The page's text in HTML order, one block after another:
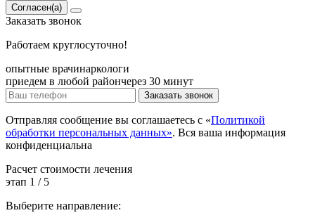
Согласен(а)
Заказать звонок
Работаем круглосуточно!
опытные врачинаркологи
приедем в любой райончерез 30 минут
Заказать звонок
Отправляя сообщение вы соглашаетесь с «Политикой
обработки персональных данных». Вся ваша информация
конфиденциальна
Расчет стоимости лечения
этап 1 / 5
Выберите направление: